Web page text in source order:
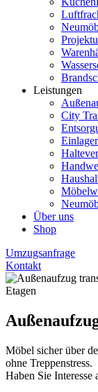
Leistungen
City
Über uns
Shop
Umzugsanfrage
Kontakt
Möbel sicher über
ohne Treppenstress.
Haben Sie Interesse